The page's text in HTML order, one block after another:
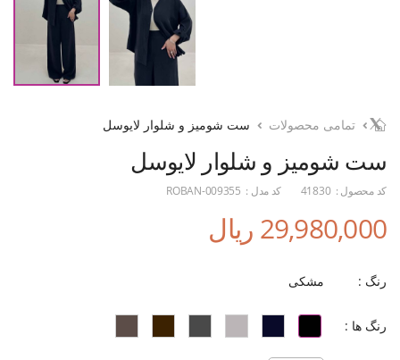
تمامی محصولات ست شومیز و شلوار لایوسل
ست شومیز و شلوار لایوسل
کد محصول : 41830 کد مدل : ROBAN-009355
29,980,000 ریال
رنگ : مشکی
رنگ ها :